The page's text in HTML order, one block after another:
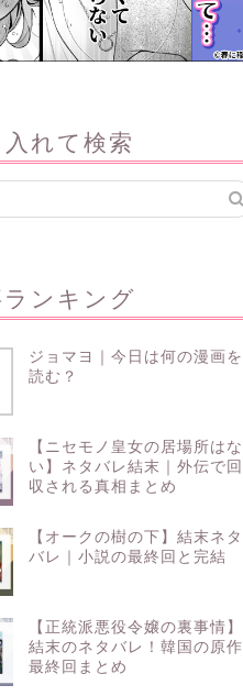
れて検索
ランキング
ジョマヨ｜今日は何の漫画を
読む？
【ニセモノ皇女の居場所はな
い】ネタバレ結末｜外伝で回
収される真相まとめ
【オークの樹の下】結末ネタ
バレ｜小説の最終回と完結
【正統派悪役令嬢の裏事情】
結末のネタバレ！韓国の原作
最終回まとめ